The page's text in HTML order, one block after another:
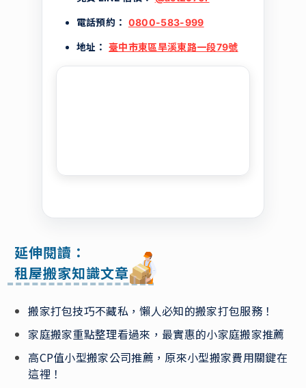
電話預約： 0800-583-999
地址： 臺中市東區旱溪東路一段79號
延伸閱讀：
租屋搬家知識文章
搬家打包技巧不藏私，懶人必知的搬家打包服務！
家庭搬家重點整理看過來，最實惠的小家庭搬家推薦
高CP值小型搬家公司推薦，原來小型搬家費用關鍵在
這裡！